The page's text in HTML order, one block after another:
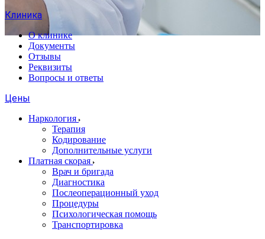
Клиника
О клинике
Документы
Отзывы
Реквизиты
Вопросы и ответы
Цены
Наркология
Терапия
Кодирование
Дополнительные услуги
Платная скорая
Врач и бригада
Диагностика
Послеоперационный уход
Процедуры
Психологическая помощь
Транспортировка